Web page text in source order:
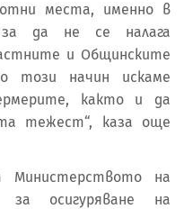
места, именно в
да не се налага
и Общинските
този начин искаме
както и да
тежест“, каза още
Министерството на
осигуряване на